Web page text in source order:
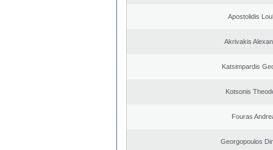
Apostolidis
Akrivakis
Katsimpardis
Kotsonis
Fouras
Georgopoulos